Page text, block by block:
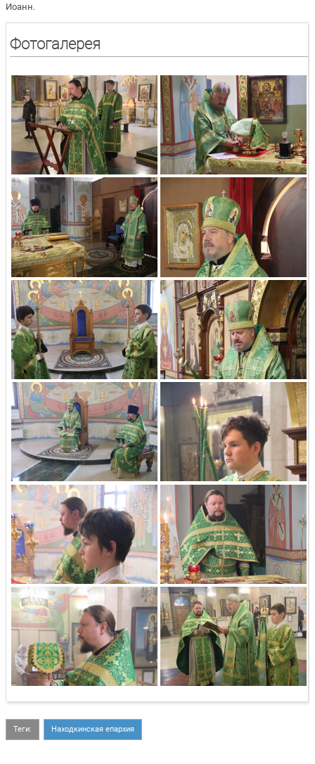
Иоанн.
Фотогалерея
Теги: Находкинская епархия